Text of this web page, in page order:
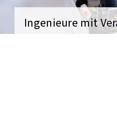
Ingenieure mit